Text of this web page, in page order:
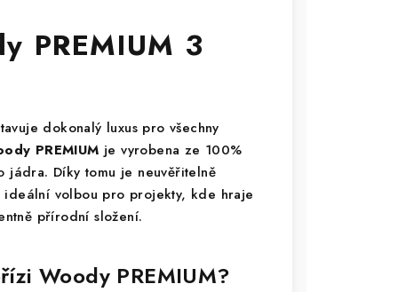
PREMIUM 3
dokonalý luxus pro všechny
PREMIUM je vyrobena ze 100%
jádra. Díky tomu je neuvěřitelně
ideální volbou pro projekty, kde hraje
přírodní složení.
Woody PREMIUM?